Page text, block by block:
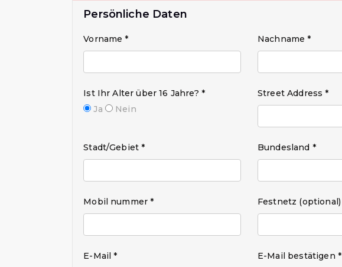
Persönliche Daten
Vorname * Nachname *
Ist Ihr Alter über 16 Jahre? *
Ja
Nein
Street Address *
Stadt/Gebiet * Bundesland *
Mobil nummer * Festnetz (optional)
E-Mail * E-Mail bestätigen *